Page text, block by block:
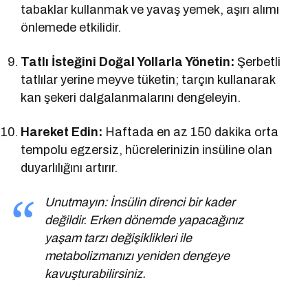
tabaklar kullanmak ve yavaş yemek, aşırı alımı
önlemede etkilidir.
Tatlı İsteğini Doğal Yollarla Yönetin: Şerbetli
tatlılar yerine meyve tüketin; tarçın kullanarak
kan şekeri dalgalanmalarını dengeleyin.
Hareket Edin: Haftada en az 150 dakika orta
tempolu egzersiz, hücrelerinizin insüline olan
duyarlılığını artırır.
Unutmayın: İnsülin direnci bir kader
değildir. Erken dönemde yapacağınız
yaşam tarzı değişiklikleri ile
metabolizmanızı yeniden dengeye
kavuşturabilirsiniz.